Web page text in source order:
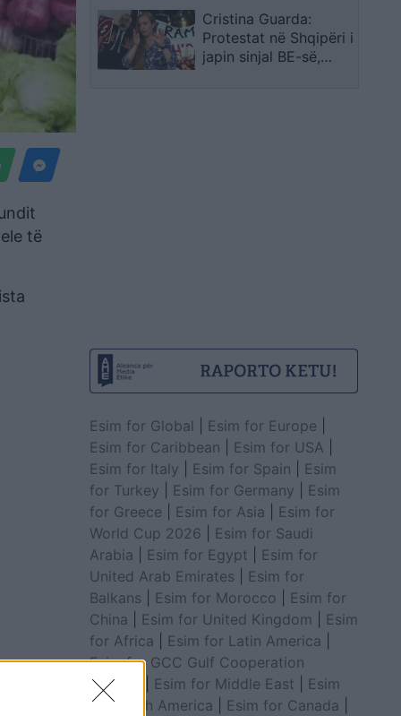
të
rëndë ndërsa 5 të
tjerë janë në operim
Cristina Guarda:
Protestat në Shqipëri i
japin sinjal BE-së,
Esim for Global Esim for Europe
Esim for Caribbean
Esim for USA
Esim for Italy
Esim for Spain
Esim
for Turkey
Esim for Germany
Esim
for Greece
Esim for Asia
Esim for
World Cup 2026
Esim for Saudi
Arabia
Esim for Egypt
Esim for
United Arab Emirates
Esim for
Balkans
Esim for Morocco
Esim for
China
Esim for United Kingdom
Esim
for Africa
Esim for Latin America
Esim for GCC Gulf Cooperation
Council
Esim for Middle East
Esim
for South America
Esim for Canada